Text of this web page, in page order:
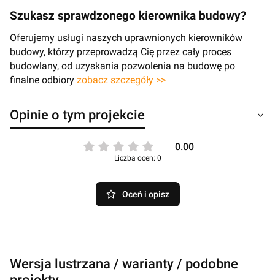
Szukasz sprawdzonego kierownika budowy?
Oferujemy usługi naszych uprawnionych kierowników
budowy, którzy przeprowadzą Cię przez cały proces
budowlany, od uzyskania pozwolenia na budowę po
finalne odbiory zobacz szczegóły >>
Opinie o tym projekcie
0.00
Liczba ocen: 0
Oceń i opisz
Wersja lustrzana / warianty / podobne